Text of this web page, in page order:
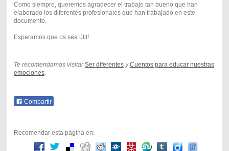
Como siempre, queremos agradecer el trabajo tan bueno que han
elaborado los diferentes profesionales que han trabajado en este
documento.
Esperamos que os sea útil!
Te recomendamos visitarSer diferentesyCuentos para educar nuestras
emociones.
Compartir
Recomendar esta página en: